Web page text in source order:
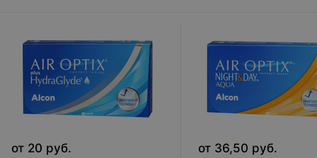
от 20 руб. от 36,50 руб.